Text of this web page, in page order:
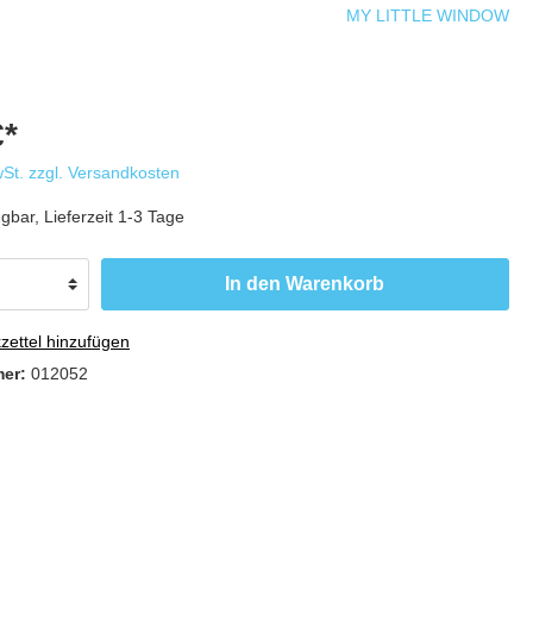
MY LITTLE WINDOW
zzgl. Versandkosten
Lieferzeit 1-3 Tage
In den Warenkorb
hinzufügen
012052